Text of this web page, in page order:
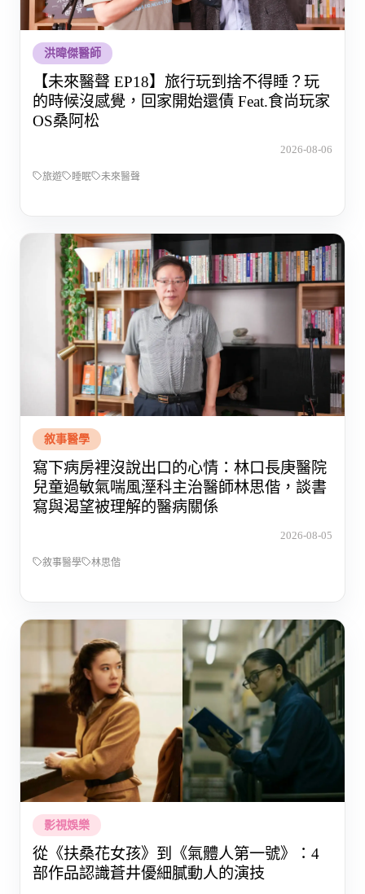
洪暐傑醫師
【未來醫聲 EP18】旅行玩到捨不得睡？玩
的時候沒感覺，回家開始還債 Feat.食尚玩家
OS桑阿松
2026-08-06
旅遊 睡眠 未來醫聲
敘事醫學
寫下病房裡沒說出口的心情：林口長庚醫院
兒童過敏氣喘風溼科主治醫師林思偕，談書
寫與渴望被理解的醫病關係
2026-08-05
敘事醫學 林思偕
影視娛樂
從《扶桑花女孩》到《氣體人第一號》：4
部作品認識蒼井優細膩動人的演技